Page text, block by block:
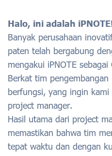
Halo, ini adalah
Banyak perusahaan
paten telah bergabung
mengakui iPNOTE
Berkat tim pengembangan
berfungsi, yang ingin kami
project manager.
Hasil utama dari project
memastikan bahwa tim
tepat waktu dan dengan